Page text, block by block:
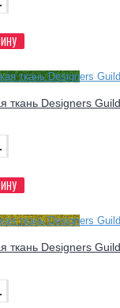
ткань Designers
ткань Designers